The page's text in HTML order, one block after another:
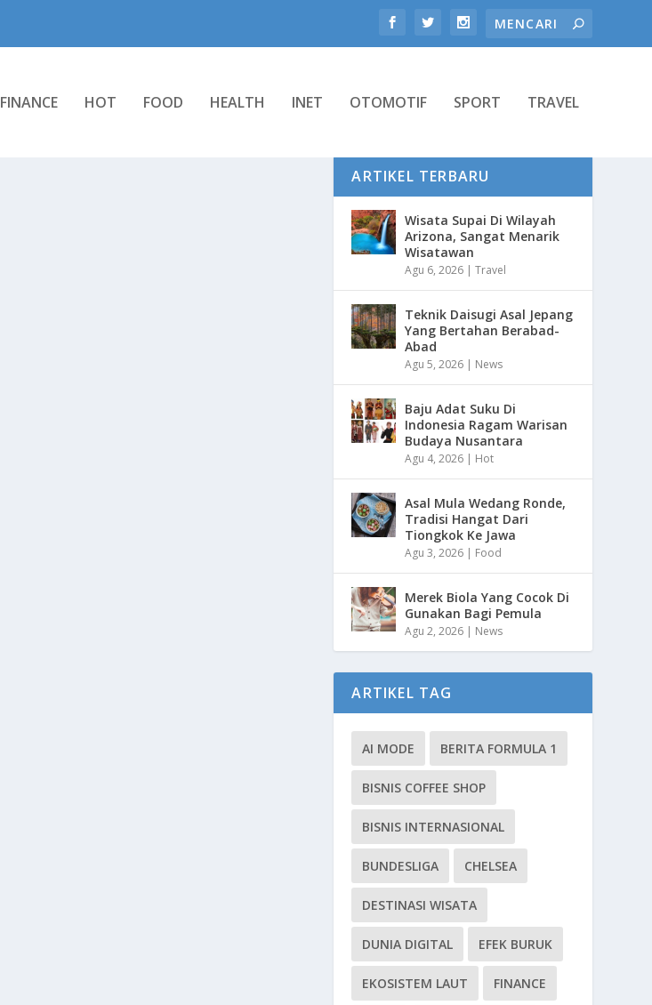
FINANCE HOT FOOD HEALTH INET OTOMOTIF SPORT TRAVEL
ARTIKEL TERBARU
Wisata Supai Di Wilayah
Arizona, Sangat Menarik
Wisatawan
Agu 6, 2026 |Travel
Teknik Daisugi Asal Jepang
Yang Bertahan Berabad-
Abad
Agu 5, 2026 | News
Baju Adat Suku Di
Indonesia Ragam Warisan
Budaya Nusantara
Agu 4, 2026 | Hot
Asal Mula Wedang Ronde,
Tradisi Hangat Dari
Tiongkok Ke Jawa
Agu 3, 2026 | Food
Merek Biola Yang Cocok Di
Gunakan Bagi Pemula
Agu 2, 2026 | News
ARTIKEL TAG
AI MODE BERITA FORMULA 1
BISNIS COFFEE SHOP
BISNIS INTERNASIONAL
BUNDESLIGA CHELSEA
DESTINASI WISATA
DUNIA DIGITAL EFEK BURUK
EKOSISTEM LAUT FINANCE